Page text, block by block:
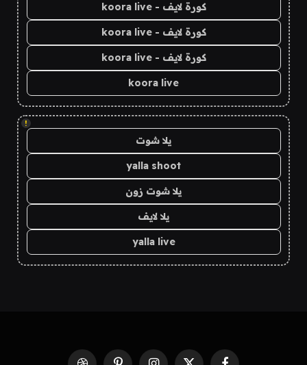
كورة لايف - koora live
كورة لايف - koora live
كورة لايف - koora live
koora live
!
يلا شوت
yalla shoot
يلا شوت زون
يلا لايف
yalla live